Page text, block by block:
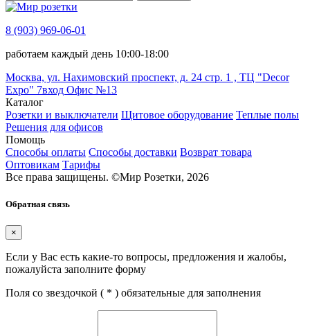
8 (903) 969-06-01
работаем каждый день 10:00-18:00
Москва, ул. Нахимовский проспект, д. 24 стр. 1 , ТЦ "Decor
Expo" 7вход Офис №13
Каталог
Розетки и выключатели Щитовое оборудование Теплые полы
Решения для офисов
Помощь
Способы оплаты Способы доставки Возврат товара
Оптовикам Тарифы
Все права защищены. ©Мир Розетки, 2026
Обратная связь
×
Если у Вас есть какие-то вопросы, предложения и жалобы,
пожалуйста заполните форму
Поля со звездочкой ( * ) обязательные для заполнения